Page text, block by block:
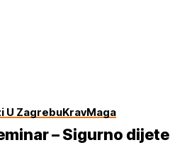
U ZagrebuKravMaga
– Sigurno dijete